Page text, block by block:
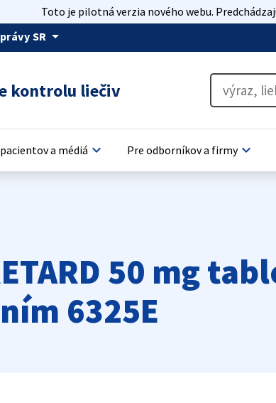
Toto je pilotná verzia nového webu.
SR arrow_drop_down
kontrolu liečiv
a médiá keyboard_arrow_down Pre odborníkov a firmykeyboard_arrow_down
50 mg
6325E